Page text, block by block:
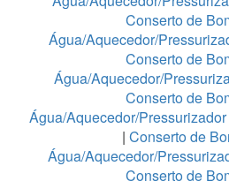
Conserto de
Água/Aquecedor/
Conserto de
Água/Aquecedor/
Conserto de
Água/Aquecedor/
| Conserto de
Água/Aquecedor/
Conserto de